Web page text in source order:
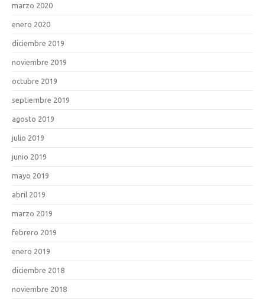
marzo 2020
enero 2020
diciembre 2019
noviembre 2019
octubre 2019
septiembre 2019
agosto 2019
julio 2019
junio 2019
mayo 2019
abril 2019
marzo 2019
febrero 2019
enero 2019
diciembre 2018
noviembre 2018